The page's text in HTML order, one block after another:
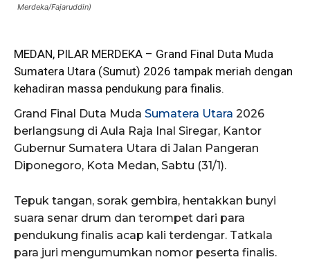
Merdeka/Fajaruddin)
MEDAN, PILAR MERDEKA – Grand Final Duta Muda
Sumatera Utara (Sumut) 2026 tampak meriah dengan
kehadiran massa pendukung para finalis.
Grand Final Duta Muda Sumatera Utara 2026
berlangsung di Aula Raja Inal Siregar, Kantor
Gubernur Sumatera Utara di Jalan Pangeran
Diponegoro, Kota Medan, Sabtu (31/1).
Tepuk tangan, sorak gembira, hentakkan bunyi
suara senar drum dan terompet dari para
pendukung finalis acap kali terdengar. Tatkala
para juri mengumumkan nomor peserta finalis.